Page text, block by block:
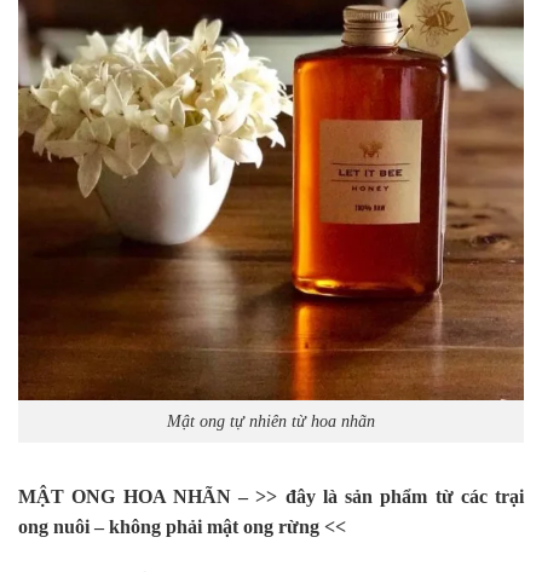
Mật ong tự nhiên từ hoa nhãn
MẬT ONG HOA NHÃN – >> đây là sản phẩm từ các trại
ong nuôi – không phải mật ong rừng <<